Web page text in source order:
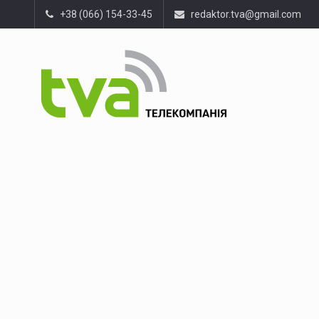
+38 (066) 154-33-45 redaktor.tva@gmail.com